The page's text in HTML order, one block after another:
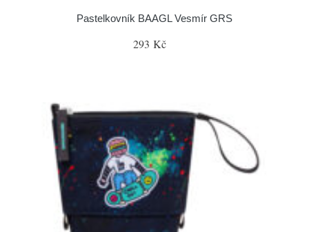
Pastelkovník BAAGL Vesmír GRS
293 Kč